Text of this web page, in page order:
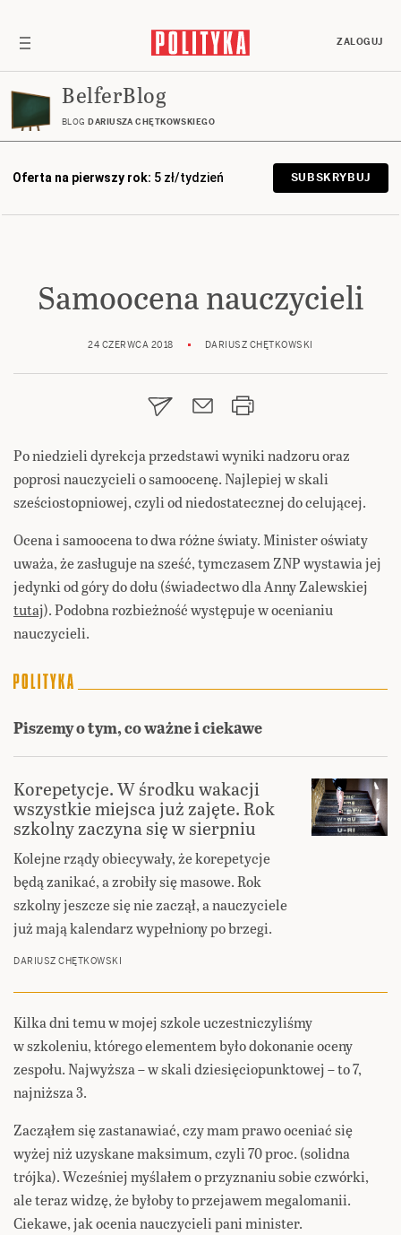
ZALOGUJ
BelferBlog
BLOG DARIUSZA CHĘTKOWSKIEGO
Oferta na pierwszy rok: 5 zł/tydzień SUBSKRYBUJ
Samoocena nauczycieli
24 CZERWCA 2018 DARIUSZ CHĘTKOWSKI
Po niedzieli dyrekcja przedstawi wyniki nadzoru oraz
poprosi nauczycieli o samoocenę. Najlepiej w skali
sześciostopniowej, czyli od niedostatecznej do celującej.
Ocena i samoocena to dwa różne światy. Minister oświaty
uważa, że zasługuje na sześć, tymczasem ZNP wystawia jej
jedynki od góry do dołu (świadectwo dla Anny Zalewskiej
tutaj). Podobna rozbieżność występuje w ocenianiu
nauczycieli.
Piszemy o tym, co ważne i ciekawe
Korepetycje. W środku wakacji
wszystkie miejsca już zajęte. Rok
szkolny zaczyna się w sierpniu
Kolejne rządy obiecywały, że korepetycje
będą zanikać, a zrobiły się masowe. Rok
szkolny jeszcze się nie zaczął, a nauczyciele
już mają kalendarz wypełniony po brzegi.
DARIUSZ CHĘTKOWSKI
Kilka dni temu w mojej szkole uczestniczyliśmy
w szkoleniu, którego elementem było dokonanie oceny
zespołu. Najwyższa – w skali dziesięciopunktowej – to 7,
najniższa 3.
Zacząłem się zastanawiać, czy mam prawo oceniać się
wyżej niż uzyskane maksimum, czyli 70 proc. (solidna
trójka). Wcześniej myślałem o przyznaniu sobie czwórki,
ale teraz widzę, że byłoby to przejawem megalomanii.
Ciekawe, jak ocenia nauczycieli pani minister.